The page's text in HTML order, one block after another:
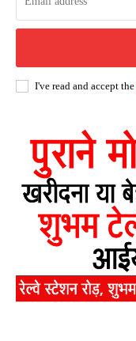
I've read and accept the